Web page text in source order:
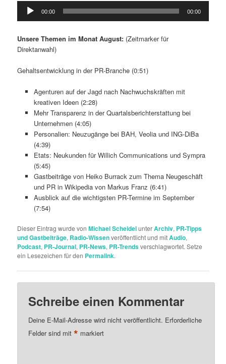
Audio-
Player
00:00 00:00
Unsere Themen im Monat August: (Zeitmarker für
Direktanwahl)
Gehaltsentwicklung in der PR-Branche (0:51)
Agenturen auf der Jagd nach Nachwuchskräften mit
kreativen Ideen (2:28)
Mehr Transparenz in der Quartalsberichterstattung bei
Unternehmen (4:05)
Personalien: Neuzugänge bei BAH, Veolia und ING-DiBa
(4:39)
Etats: Neukunden für Willich Communications und Sympra
(5:45)
Gastbeiträge von Heiko Burrack zum Thema Neugeschäft
und PR in Wikipedia von Markus Franz (6:41)
Ausblick auf die wichtigsten PR-Termine im September
(7:54)
Dieser Eintrag wurde vonMichael ScheidelunterArchiv, PR-Tipps
und Gastbeiträge, Radio-Wissenveröffentlicht und mitAudio,
Podcast, PR-Journal, PR-News, PR-Trendsverschlagwortet. Setze
ein Lesezeichen für den Permalink.
Schreibe einen Kommentar
Deine E-Mail-Adresse wird nicht veröffentlicht. Erforderliche
Felder sind mit* markiert